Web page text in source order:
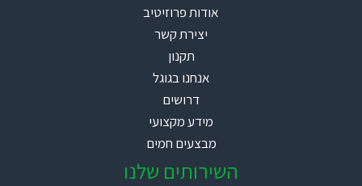
אודות פרוזיטיב
יצירת קשר
תקנון
אנחנו בגוגל
דרושים
מידע מקצועי
מבצעים חמים
השירותים שלנו